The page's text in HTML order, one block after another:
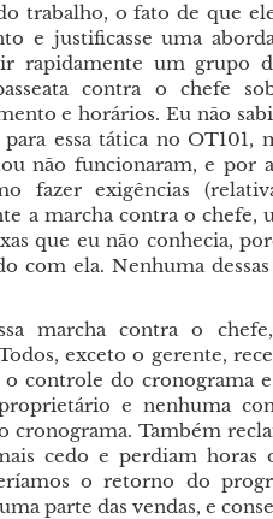
trabalho, o fato de que
e justificasse uma
rapidamente um grupo
contra o chefe
e horários. Eu não
essa tática no OT101,
não funcionaram, e por
fazer exigências
a marcha contra o chefe,
que eu não conhecia,
com ela. Nenhuma
marcha contra o
exceto o gerente,
o controle do cronograma
e nenhuma
Também
cedo e perdiam
o retorno do
parte das vendas, e